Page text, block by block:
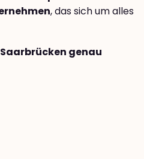
, das sich um alles
genau